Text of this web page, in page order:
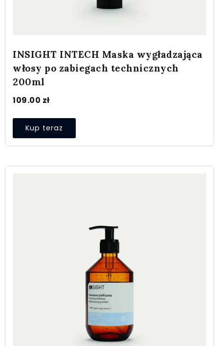
INSIGHT INTECH Maska wygładzająca
włosy po zabiegach technicznych
200ml
109.00 zł
Kup teraz